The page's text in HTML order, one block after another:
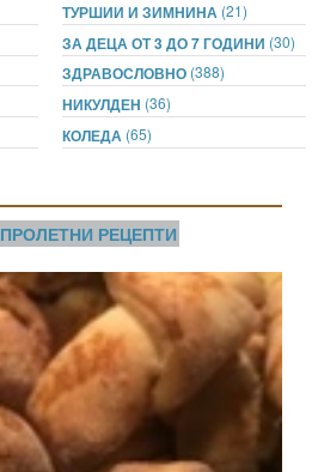
ТУРШИИ И ЗИМНИНА (21)
ЗА ДЕЦА ОТ 3 ДО 7 ГОДИНИ (30)
ЗДРАВОСЛОВНО (388)
НИКУЛДЕН (36)
КОЛЕДА (65)
ПРОЛЕТНИ РЕЦЕПТИ